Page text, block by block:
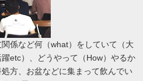
係など何（what）をしていて（大
etc）、どうやって（How）やるか
処方、お盆などに集まって飲んでい